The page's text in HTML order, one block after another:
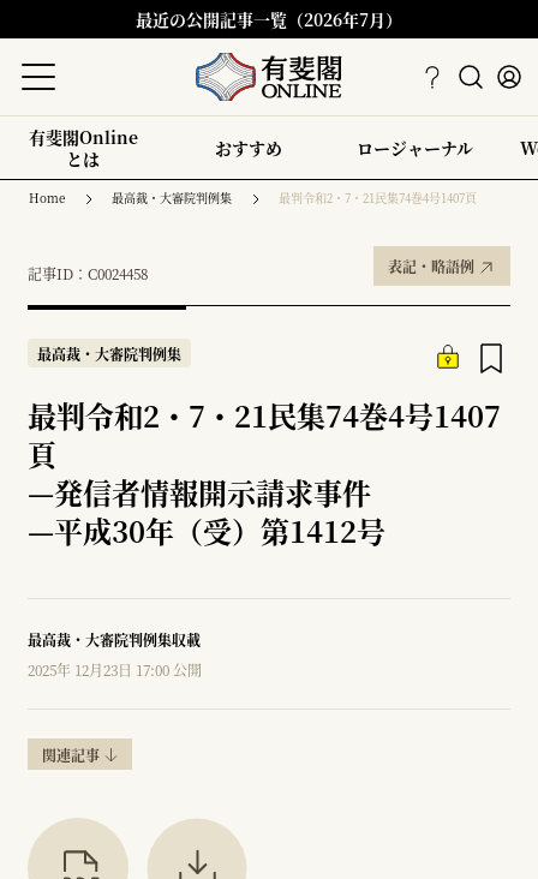
最近の公開記事一覧（2026年7月）
有斐閣Online
とは
おすすめ ロージャーナル
Home 最高裁・大審院判例集 最判令和2・7・21民集74巻4号1407頁
記事ID：C0024458 表記・略語例
最高裁・大審院判例集
最判令和2・7・21民集74巻4号1407
頁
—発信者情報開示請求事件
—平成30年（受）第1412号
最高裁・大審院判例集収載
2025年 12月23日 17:00 公開
関連記事